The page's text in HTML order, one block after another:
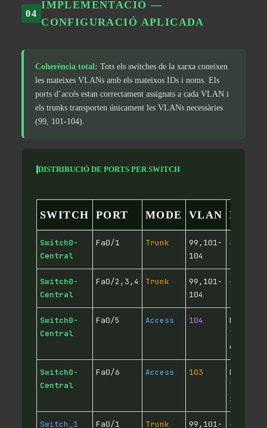
04
IMPLEMENTACIÓ —
CONFIGURACIÓ APLICADA
Coherència total: Tots els switches de la xarxa coneixen
les mateixes VLANs amb els mateixos IDs i noms. Els
ports d’accés estan correctament assignats a cada VLAN i
els trunks transporten únicament les VLANs necessàries
(99, 101-104).
DISTRIBUCIÓ DE PORTS PER SWITCH
SWITCH PORT MODE VLAN
Switch0-
Central
Fa0/1 Trunk
99,101-
104
→
Switch0-
Central
Fa0/2,3,4 Trunk
99,101-
104
→
Switch0-
Central
Fa0/5 Access 104
PC
externs
Switch0-
Central
Fa0/6 Access 103
PC
interns
Switch_1 Fa0/1 Trunk
99,101-
→